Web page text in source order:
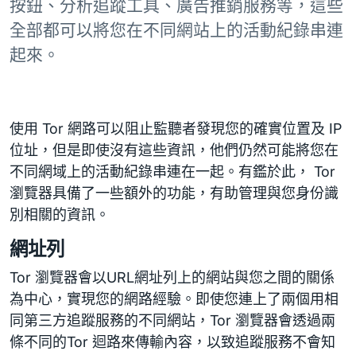
按鈕、分析追蹤工具、廣告推銷服務等，這些
全部都可以將您在不同網站上的活動紀錄串連
起來。
使用 Tor 網路可以阻止監聽者發現您的確實位置及 IP
位址，但是即使沒有這些資訊，他們仍然可能將您在
不同網域上的活動紀錄串連在一起。有鑑於此， Tor
瀏覽器具備了一些額外的功能，有助管理與您身份識
別相關的資訊。
網址列
Tor 瀏覽器會以URL網址列上的網站與您之間的關係
為中心，實現您的網路經驗。即使您連上了兩個用相
同第三方追蹤服務的不同網站，Tor 瀏覽器會透過兩
條不同的Tor 迴路來傳輸內容，以致追蹤服務不會知